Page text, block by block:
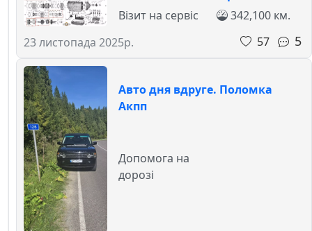
23 листопада 2025р.
Візит на сервіс
342,100 км.
57
5
Авто дня вдруге. Поломка
Акпп
Допомога на
дорозі